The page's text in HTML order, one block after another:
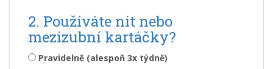
2. Používáte nit nebo
mezizubní kartáčky?
Pravidelně (alespoň 3x týdně)